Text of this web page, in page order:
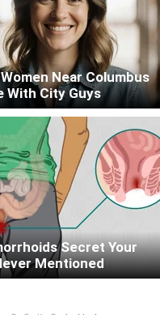
Near Columbus
With City Guys
Secret Your
Mentioned